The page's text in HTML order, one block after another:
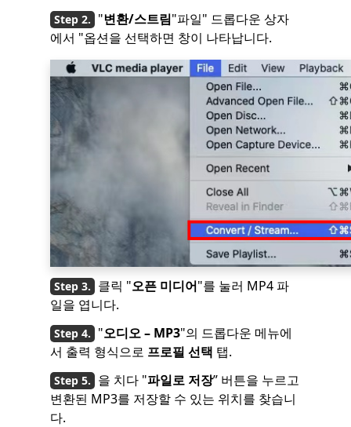
"변환/스트림"파일" 드롭다운 상자
에서 "옵션을 선택하면 창이 나타납니다.
클릭 "오픈 미디어"를 눌러 MP4 파
일을 엽니다.
"오디오 – MP3"의 드롭다운 메뉴에
서 출력 형식으로 프로필 선택 탭.
을 치다 "파일로 저장” 버튼을 누르고
변환된 MP3를 저장할 수 있는 위치를 찾습니
다.